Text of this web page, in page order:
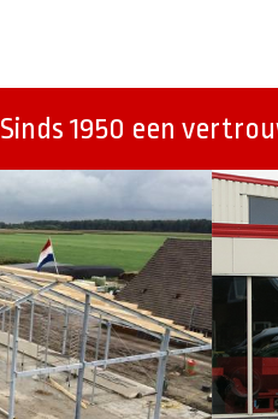
Sinds 1950 een